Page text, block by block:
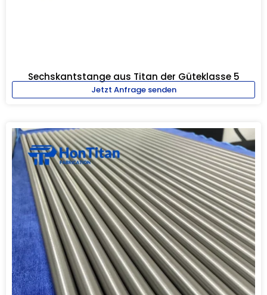
Sechskantstange aus Titan der Güteklasse 5
Jetzt Anfrage senden